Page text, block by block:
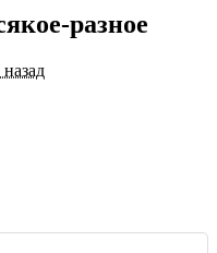
разное